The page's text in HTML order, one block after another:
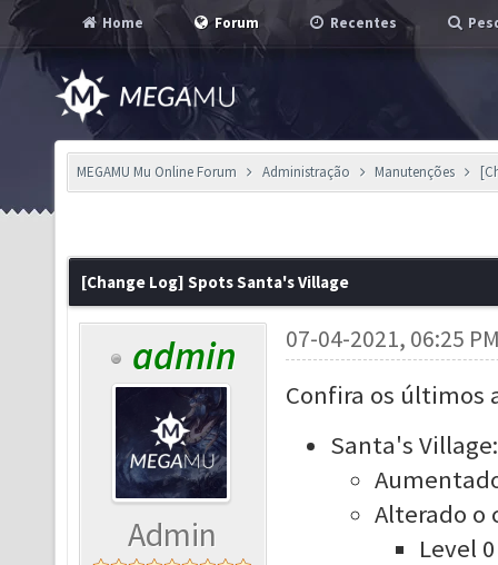
Home Forum Recentes
MEGAMU Mu Online Forum Administração Manutenções
[Change Log] Spots Santa's Village
admin
Admin
07-04-2021, 06:25
Confira os últimos
Santa's Village:
Alterado o
Level